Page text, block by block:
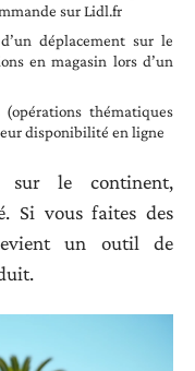
sur Lidl.fr
déplacement sur le
en magasin lors d’un
(opérations thématiques
disponibilité en ligne
sur le continent,
Si vous faites des
un outil de